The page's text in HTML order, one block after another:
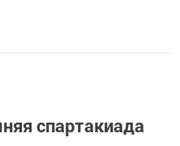
спартакиада